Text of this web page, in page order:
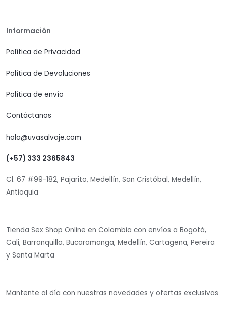
Información
Política de Privacidad
Política de Devoluciones
Política de envío
Contáctanos
hola@uvasalvaje.com
(+57) 333 2365843
Cl. 67 #99-182, Pajarito, Medellín, San Cristóbal, Medellín,
Antioquia
Tienda Sex Shop Online en Colombia con envíos a Bogotá,
Cali, Barranquilla, Bucaramanga, Medellín, Cartagena, Pereira
y Santa Marta
Mantente al día con nuestras novedades y ofertas exclusivas